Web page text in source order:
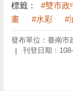
標籤： #雙市政
畫
#水彩 #
發布單位：臺南市
刊登日期：